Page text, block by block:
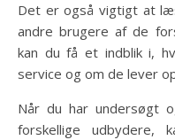
Det er også vigtigt at
andre brugere af de
kan du få et indblik i,
service og om de lever
Når du har undersøgt
forskellige